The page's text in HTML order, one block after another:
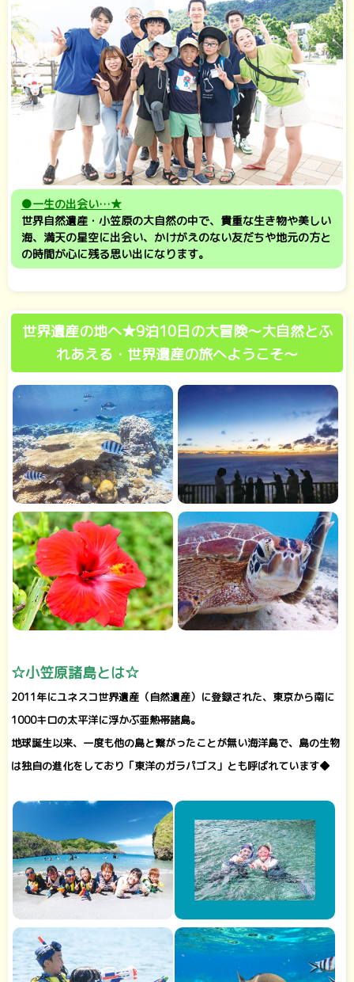
●一生の出会い…★
世界自然遺産・小笠原の大自然の中で、貴重な生き物や美しい
海、満天の星空に出会い、かけがえのない友だちや地元の方と
の時間が心に残る思い出になります。
世界遺産の地へ★9泊10日の大冒険～大自然とふ
れあえる・世界遺産の旅へようこそ～
☆小笠原諸島とは☆
2011年にユネスコ世界遺産（自然遺産）に登録された、東京から南に
1000キロの太平洋に浮かぶ亜熱帯諸島。
地球誕生以来、一度も他の島と繋がったことが無い海洋島で、島の生物
は独自の進化をしており「東洋のガラパゴス」とも呼ばれています◆